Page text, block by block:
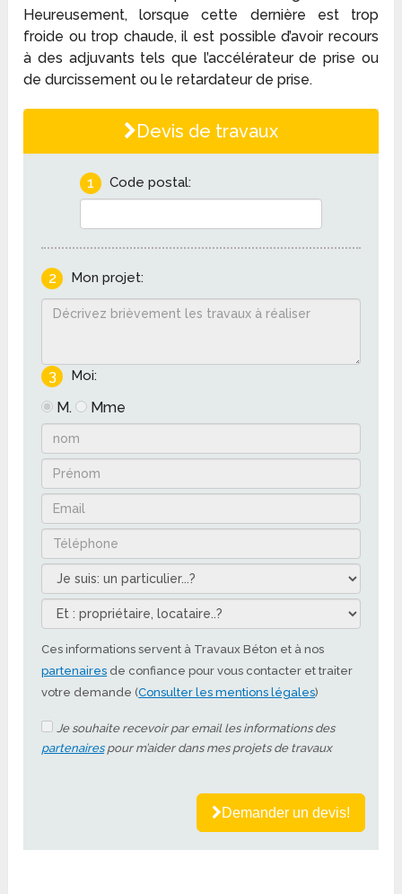
Heureusement, lorsque cette dernière est trop
froide ou trop chaude, il est possible d’avoir recours
à des adjuvants tels que l’accélérateur de prise ou
de durcissement ou le retardateur de prise.
Devis de travaux
1 Code postal:
2 Mon projet:
3 Moi:
M. Mme
Ces informations servent à Travaux Béton et à nos
partenaires de confiance pour vous contacter et traiter
votre demande (Consulter les mentions légales)
Je souhaite recevoir par email les informations des
partenairespour m’aider dans mes projets de travaux
Demander un devis!